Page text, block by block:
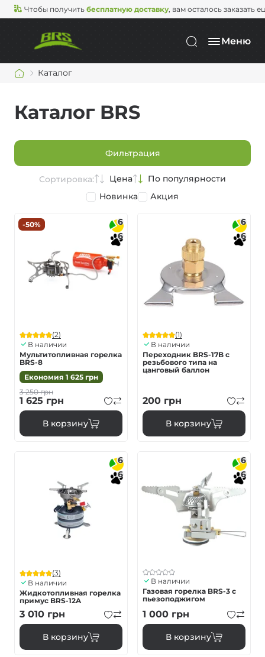
Чтобы получить бесплатную доставку, вам осталось заказать
Меню
Каталог
Каталог BRS
Фильтрация
Сортировка: Цена
По популярности
Новинка
Акция
-50%
6
6
(2)
В наличии
Мультитопливная горелка
BRS-8
Економия 1 625 грн
3 250грн
1 625 грн
В корзину
6
6
(1)
В наличии
Переходник BRS-17B с
резьбового типа на
цанговый баллон
200 грн
В корзину
6
6
(3)
В наличии
Жидкотопливная горелка
примус BRS-12A
3 010 грн
В корзину
6
6
В наличии
Газовая горелка BRS-3 с
пьезоподжигом
1 000 грн
В корзину